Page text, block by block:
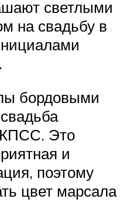
светлыми
на свадьбу в
бордовыми
Это
и
поэтому
цвет марсала